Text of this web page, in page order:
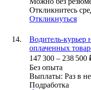
Откликнитесь
Откликнуться
Водитель-курьер
оплаченных
147 300 – 238 500
Без опыта
Выплаты: Раз в
Подработка